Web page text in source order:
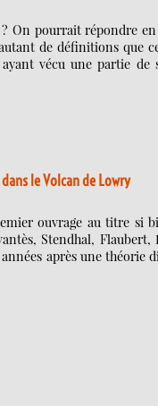
? On pourrait répondre
de définitions que
vécu une partie
le Volcan de Lowry
ouvrage au titre
Stendhal,
après une théorie